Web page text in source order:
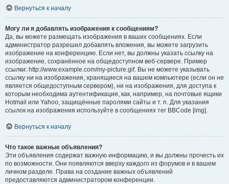
Вернуться к началу
Могу ли я добавлять изображения к сообщениям?
Да, вы можете размещать изображения в ваших сообщениях. Если
администратор разрешил добавлять вложения, вы можете загрузить
изображение на конференцию. Если нет, вы должны указать ссылку на
изображение, сохранённое на общедоступном веб-сервере. Пример
ссылки: http://www.example.com/my-picture.gif. Вы не можете указывать
ссылку ни на изображения, хранящиеся на вашем компьютере (если он не
является общедоступным сервером), ни на изображения, для доступа к
которым необходима аутентификация, как, например, на почтовые ящики
Hotmail или Yahoo, защищённые паролями сайты и т. п. Для указания
ссылок на изображения используйте в сообщениях тег BBCode [img].
Вернуться к началу
Что такое важные объявления?
Эти объявления содержат важную информацию, и вы должны прочесть их
по возможности. Они появляются вверху каждого из форумов и в вашем
личном разделе. Права на создание важных объявлений
предоставляются администратором конференции.